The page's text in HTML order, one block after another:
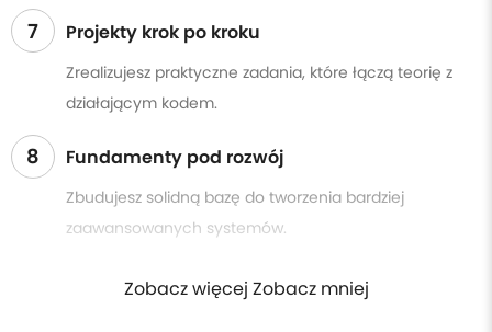
7 Projekty krok po kroku
Zrealizujesz praktyczne zadania, które łączą teorię z
działającym kodem.
8 Fundamenty pod rozwój
Zbudujesz solidną bazę do tworzenia bardziej
zaawansowanych systemów.
Zobacz więcej Zobacz mniej